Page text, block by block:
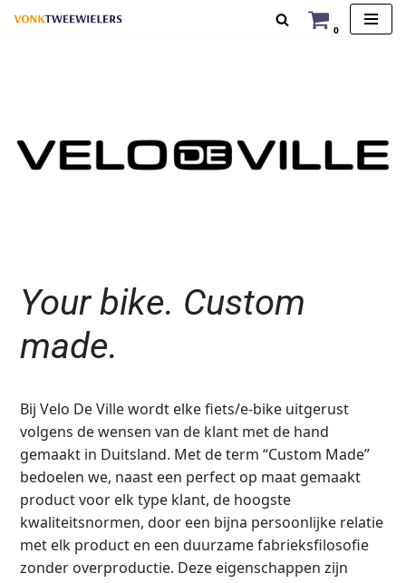
0
Your bike. Custom
made.
Bij Velo De Ville wordt elke fiets/e-bike uitgerust
volgens de wensen van de klant met de hand
gemaakt in Duitsland. Met de term “Custom Made”
bedoelen we, naast een perfect op maat gemaakt
product voor elk type klant, de hoogste
kwaliteitsnormen, door een bijna persoonlijke relatie
met elk product en een duurzame fabrieksfilosofie
zonder overproductie. Deze eigenschappen zijn